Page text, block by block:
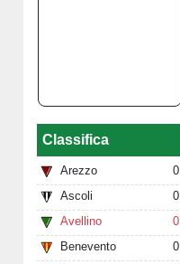
Classifica
Arezzo
0
Ascoli
0
Avellino
0
Benevento
0